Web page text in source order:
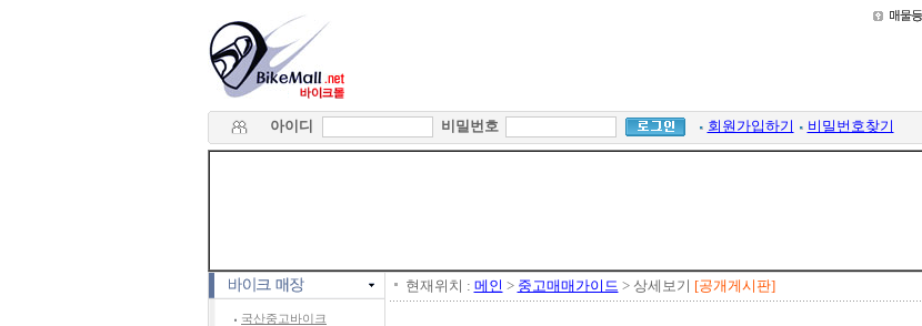
아이디 비밀번호 회원가입하기 비밀번호찾기
국산중고바이크
현재위치 : 메인 > 중고매매가이드 > 상세보기 [공개게시판]